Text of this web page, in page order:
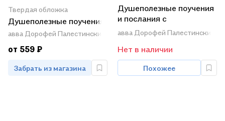
Твердая обложка
Душеполезные поучения
авва Дорофей Палестинский
от 559 ₽
Забрать из магазина
Душеполезные поучения
и послания с
присовокуплением
вопросов его и ответов
на оные Варсонофия
Великого и Иоанна
Пророка
авва Дорофей Палестинский
Нет в наличии
Похожее